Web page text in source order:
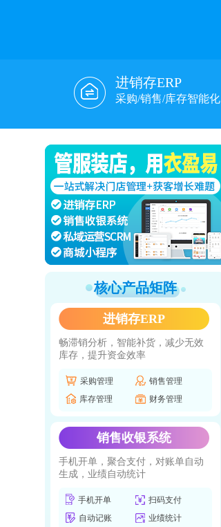
进销存ERP
采购/销售/库存智能化
核心产品矩阵
进销存ERP
畅滞销分析，智能补货，减少无效
库存，提升资金效率
采购管理
销售管理
库存管理
财务管理
销售收银系统
手机开单，聚合支付，对账单自动
生成，业绩自动统计
手机开单
扫码支付
自动记账
业绩统计